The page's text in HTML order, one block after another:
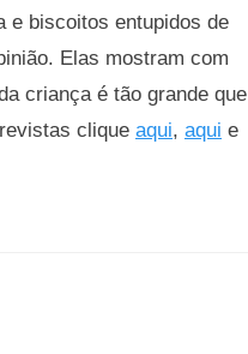
e biscoitos entupidos de
Elas mostram com
criança é tão grande que
clique aqui, aqui e